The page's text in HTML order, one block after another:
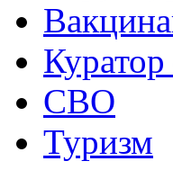
СВО
Туризм